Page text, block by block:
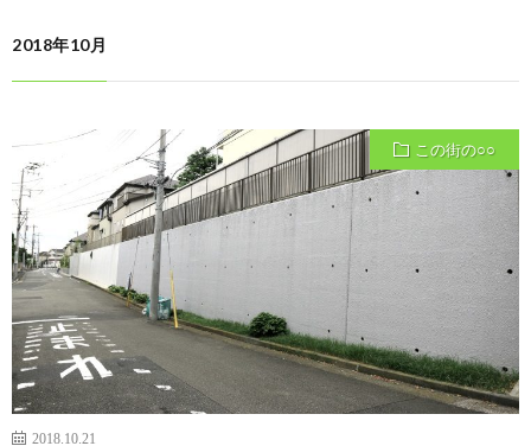
2018年10月
この街の○○
2018.10.21